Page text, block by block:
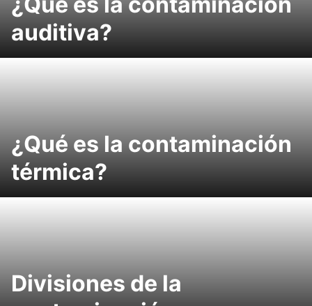
auditiva?
¿Qué es la contaminación
térmica?
Divisiones de la